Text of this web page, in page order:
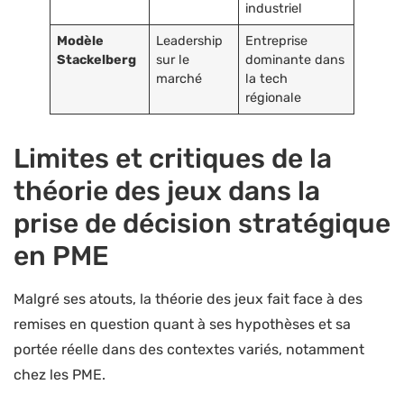
industriel
Modèle
Stackelberg
Leadership
sur le
marché
Entreprise
dominante dans
la tech
régionale
Limites et critiques de la
théorie des jeux dans la
prise de décision stratégique
en PME
Malgré ses atouts, la théorie des jeux fait face à des
remises en question quant à ses hypothèses et sa
portée réelle dans des contextes variés, notamment
chez les PME.